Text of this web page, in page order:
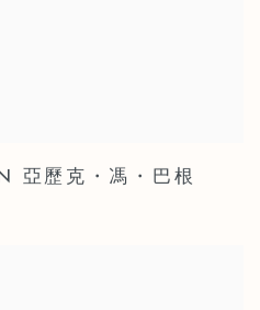
亞歷克・馮・巴根